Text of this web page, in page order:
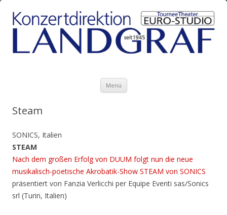
Menü
Steam
SONICS, Italien
STEAM
Nach dem großen Erfolg von DUUM folgt nun die neue
musikalisch-poetische Akrobatik-Show STEAM von SONICS
präsentiert von Fanzia Verlicchi per Equipe Eventi sas/Sonics
srl (Turin, Italien)